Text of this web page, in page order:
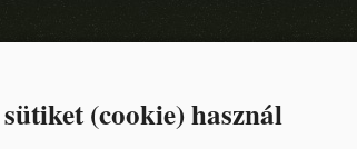
(cookie) használ